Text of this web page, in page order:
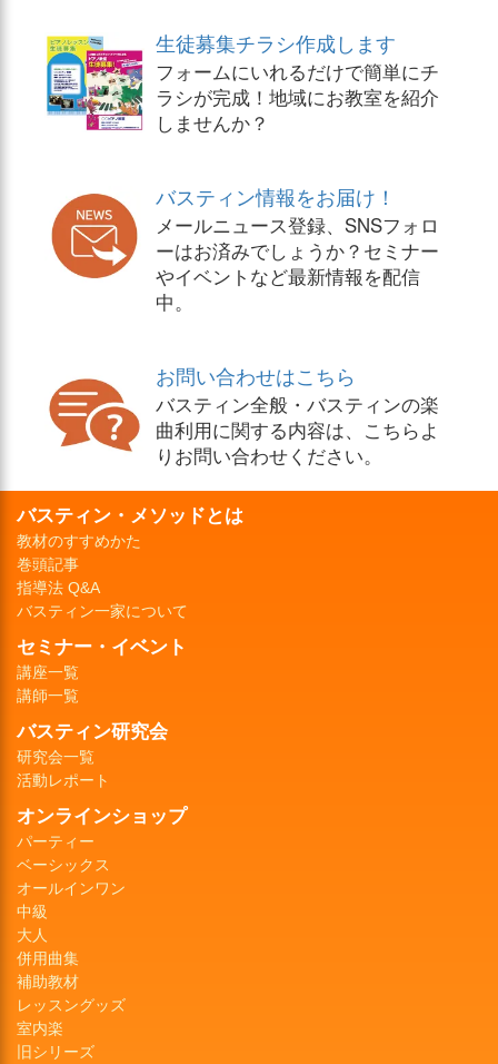
生徒募集チラシ作成します
フォームにいれるだけで簡単にチ
ラシが完成！地域にお教室を紹介
しませんか？
バスティン情報をお届け！
メールニュース登録、SNSフォロ
ーはお済みでしょうか？セミナー
やイベントなど最新情報を配信
中。
お問い合わせはこちら
バスティン全般・バスティンの楽
曲利用に関する内容は、こちらよ
りお問い合わせください。
バスティン・メソッドとは
教材のすすめかた
巻頭記事
指導法 Q&A
バスティン一家について
セミナー・イベント
講座一覧
講師一覧
バスティン研究会
研究会一覧
活動レポート
オンラインショップ
パーティー
ベーシックス
オールインワン
中級
大人
併用曲集
補助教材
レッスングッズ
室内楽
旧シリーズ